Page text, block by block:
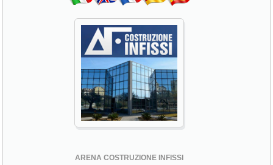
ARENA COSTRUZIONE INFISSI